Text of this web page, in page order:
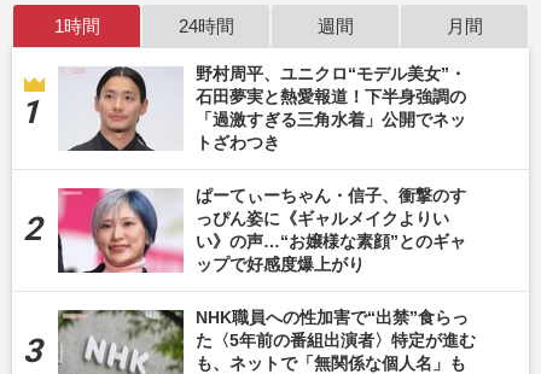
1時間 24時間 週間 月間
野村周平、ユニクロ“モデル美女”・
石田夢実と熱愛報道！下半身強調の
「過激すぎる三角水着」公開でネッ
トざわつき
ぱーてぃーちゃん・信子、衝撃のす
っぴん姿に《ギャルメイクよりい
い》の声…“お嬢様な素顔”とのギャ
ップで好感度爆上がり
NHK職員への性加害で“出禁”食らっ
た〈5年前の番組出演者〉特定が進む
も、ネットで「無関係な個人名」も